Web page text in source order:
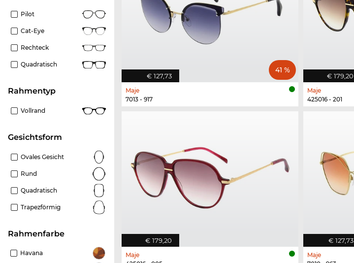
Pilot
Cat-Eye
Rechteck
Quadratisch
Rahmentyp
Vollrand
Gesichtsform
Ovales Gesicht
Rund
Quadratisch
Trapezförmig
Rahmenfarbe
Havana
€ 127,73
41 %
Maje
7013 - 917
€ 179,20
Maje
425016 - 201
€ 179,20
Maje
€ 127,73
Maje